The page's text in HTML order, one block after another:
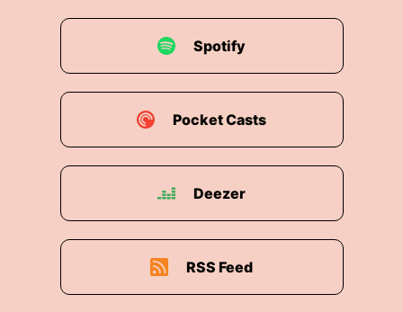
Spotify
Pocket Casts
Deezer
RSS Feed